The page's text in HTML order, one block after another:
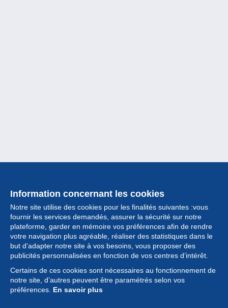
Information concernant les cookies
Notre site utilise des cookies pour les finalités suivantes :vous
fournir les services demandés, assurer la sécurité sur notre
plateforme, garder en mémoire vos préférences afin de rendre
votre navigation plus agréable, réaliser des statistiques dans le
but d’adapter notre site à vos besoins, vous proposer des
publicités personnalisées en fonction de vos centres d’intérêt.
Certains de ces cookies sont nécessaires au fonctionnement de
notre site, d’autres peuvent être paramétrés selon vos
préférences. En savoir plus
Collection
Actualités
Fonctionnalités